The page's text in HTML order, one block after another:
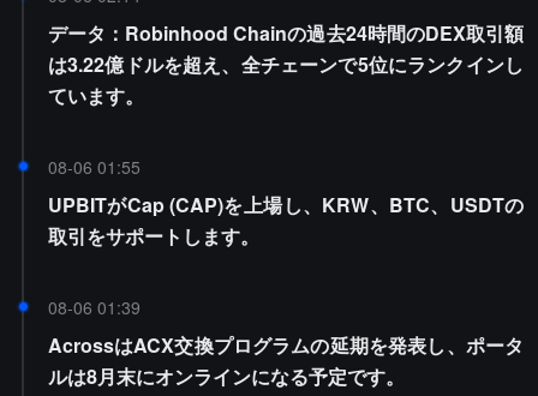
データ：Robinhood Chainの過去24時間のDEX取引額
は3.22億ドルを超え、全チェーンで5位にランクインし
ています。
08-06 01:55
UPBITがCap (CAP)を上場し、KRW、BTC、USDTの
取引をサポートします。
08-06 01:39
AcrossはACX交換プログラムの延期を発表し、ポータ
ルは8月末にオンラインになる予定です。